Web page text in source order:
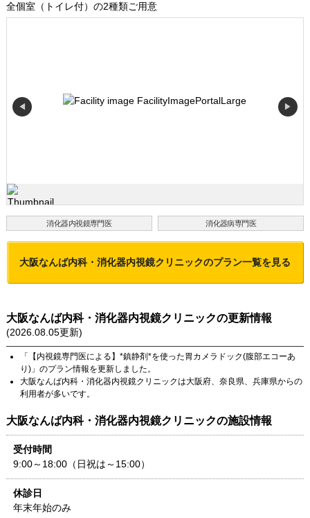
全個室（トイレ付）の2種類ご用意
◀ ▶
消化器内視鏡専門医 消化器病専門医
大阪なんば内科・消化器内視鏡クリニックのプラン一覧を見る
大阪なんば内科・消化器内視鏡クリニックの更新情報
(2026.08.05更新)
「
【内視鏡専門医による】*鎮静剤*を使った胃カメラドック(腹部エコーあ
り)」のプラン情報を更新しました。
大阪なんば内科・消化器内視鏡クリニックは大阪府、 奈良県、 兵庫県からの
利用者が多いです。
大阪なんば内科・消化器内視鏡クリニックの施設情報
受付時間
9:00～18:00（日祝は～15:00）
休診日
年末年始のみ